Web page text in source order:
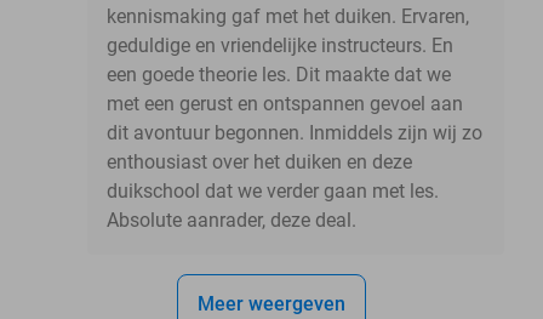
kennismaking gaf met het duiken. Ervaren,
geduldige en vriendelijke instructeurs. En
een goede theorie les. Dit maakte dat we
met een gerust en ontspannen gevoel aan
dit avontuur begonnen. Inmiddels zijn wij zo
enthousiast over het duiken en deze
duikschool dat we verder gaan met les.
Absolute aanrader, deze deal.
Meer weergeven